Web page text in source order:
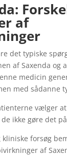
af
det typiske
af ​​Saxenda og
medicin
med sådanne
vælger
ikke gøre det
kliniske forsøg
af